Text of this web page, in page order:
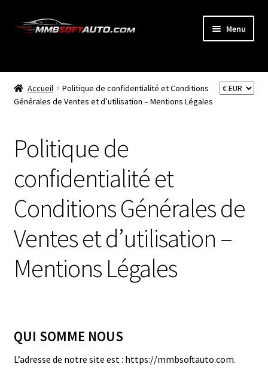
Aller
Aller
Menu
BOUTIQUE
Ouvrir
NEWS
MON COMPTE
PANIER
BLOG
Accueil
Politique de confidentialité et Conditions
Générales de Ventes et d’utilisation – Mentions Légales
Politique de
confidentialité et
Conditions Générales de
Ventes et d’utilisation –
Mentions Légales
QUI SOMME NOUS
L’adresse de notre site est : https://mmbsoftauto.com.